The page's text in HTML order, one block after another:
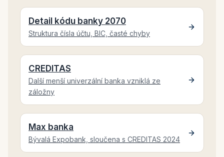
Detail kódu banky 2070
Struktura čísla účtu, BIC, časté chyby
CREDITAS
Další menší univerzální banka vzniklá ze
záložny
Max banka
Bývalá Expobank, sloučena s CREDITAS 2024